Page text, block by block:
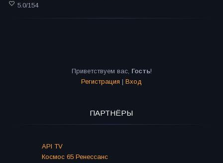
5.0/154
Приветствуем вас, Гость!
Регистрация | Вход
ПАРТНЁРЫ
API TV
Космос 65 Ренессанс